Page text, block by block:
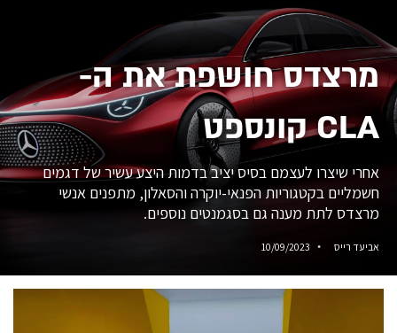
מרצדס חושפת את ה-
CLA קונספט
אחרי שיצרו לעצמם בסיס יציב בדמות היצע עשיר של דגמים
חשמליים בקטגוריות הפנאי-יוקרה והסאלון, מתפנים אנשי
מרצדס לתת מענה גם בסגמנטים נוספים.
אביעד רייס 10/09/2023